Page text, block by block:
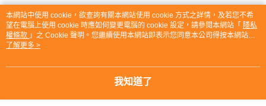
熱門標籤
本網站中使用 cookie，欲查詢有關本網站使用 cookie 方式之詳情，及若您不希
望在電腦上使用 cookie 時應如何變更電腦的 cookie 設定，請參閱本網站「 隱私
權條款 」之 Cookie 聲明。您繼續使用本網站即表示您同意本公司得按本網站使
用條款之 Cookie 聲明使用 cookie。
了解更多 >
我知道了